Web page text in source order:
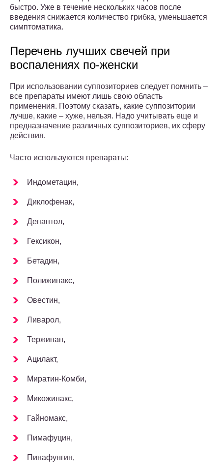
быстро. Уже в течение нескольких часов после
введения снижается количество грибка, уменьшается
симптоматика.
Перечень лучших свечей при
воспалениях по-женски
При использовании суппозиториев следует помнить –
все препараты имеют лишь свою область
применения. Поэтому сказать, какие суппозитории
лучше, какие – хуже, нельзя. Надо учитывать еще и
предназначение различных суппозиториев, их сферу
действия.
Часто используются препараты:
Индометацин,
Диклофенак,
Депантол,
Гексикон,
Бетадин,
Полижинакс,
Овестин,
Ливарол,
Тержинан,
Ацилакт,
Миратин-Комби,
Микожинакс,
Гайномакс,
Пимафуцин,
Пинафунгин,